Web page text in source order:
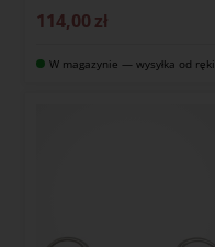
114,00 zł
W magazynie — wysyłka od ręki